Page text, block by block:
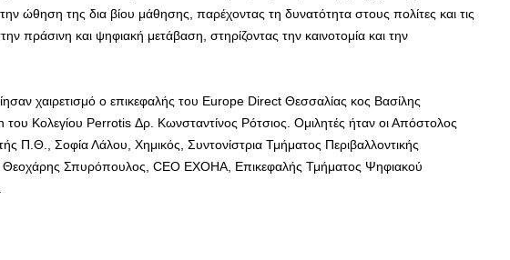
ώθηση της δια βίου μάθησης, παρέχοντας τη δυνατότητα στους πολίτες και τις
πράσινη και ψηφιακή μετάβαση, στηρίζοντας την καινοτομία και την
χαιρετισμό ο επικεφαλής του Europe Direct Θεσσαλίας κος Βασίλης
του Κολεγίου Perrotis Δρ. Κωνσταντίνος Ρότσιος. Ομιλητές ήταν οι Απόστολος
Π.Θ., Σοφία Λάλου, Χημικός, Συντονίστρια Τμήματος Περιβαλλοντικής
Σπυρόπουλος, CEO EXOHA, Επικεφαλής Τμήματος Ψηφιακού